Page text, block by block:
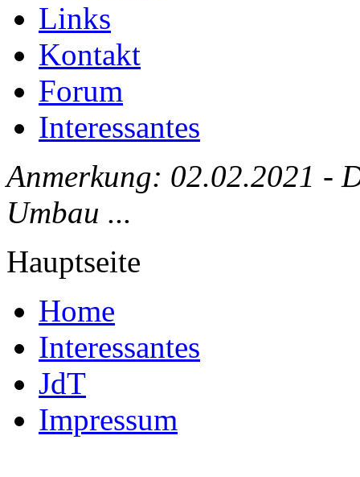
Links
Kontakt
Forum
Interessantes
Anmerkung: 02.02.2021 -
Umbau ...
Hauptseite
Home
Interessantes
JdT
Impressum